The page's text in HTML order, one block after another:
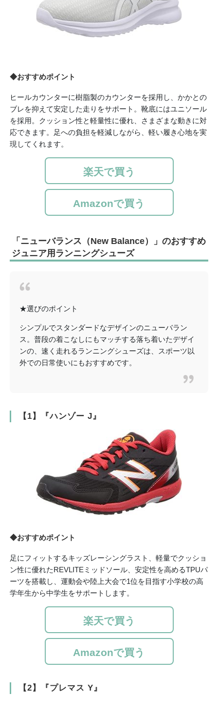
◆おすすめポイント
ヒールカウンターに樹脂製のカウンターを採用し、かかとの
ブレを抑えて安定した走りをサポート。靴底にはユニソール
を採用。クッション性と軽量性に優れ、さまざまな動きに対
応できます。足への負担を軽減しながら、軽い履き心地を実
現してくれます。
楽天で買う
Amazonで買う
「ニューバランス（New Balance）」のおすすめ
ジュニア用ランニングシューズ
★選びのポイント
シンプルでスタンダードなデザインのニューバラン
ス。普段の着こなしにもマッチする落ち着いたデザイ
ンの、速く走れるランニングシューズは、スポーツ以
外での日常使いにもおすすめです。
【1】『ハンゾー J』
◆おすすめポイント
足にフィットするキッズレーシングラスト、軽量でクッショ
ン性に優れたREVLITEミッドソール、安定性を高めるTPUパ
ーツを搭載し、運動会や陸上大会で1位を目指す小学校の高
学年生から中学生をサポートします。
楽天で買う
Amazonで買う
【2】『プレマス Y』